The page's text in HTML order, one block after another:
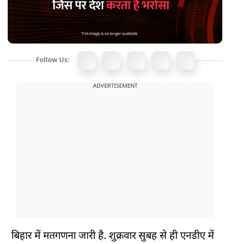
Follow Us:
ADVERTISEMENT
बिहार में मतगणना जारी है. शुक्रवार सुबह से ही एनडीए में